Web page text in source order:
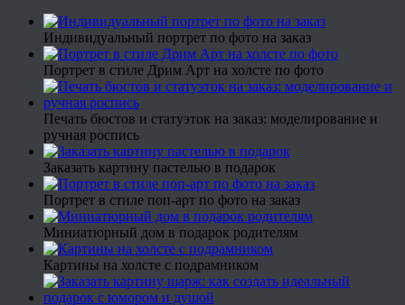
Индивидуальный портрет по фото на заказ
Портрет в стиле Дрим Арт на холсте по фото
Печать бюстов и статуэток на заказ: моделирование и
ручная роспись
Заказать картину пастелью в подарок
Портрет в стиле поп-арт по фото на заказ
Миниатюрный дом в подарок родителям
Картины на холсте с подрамником